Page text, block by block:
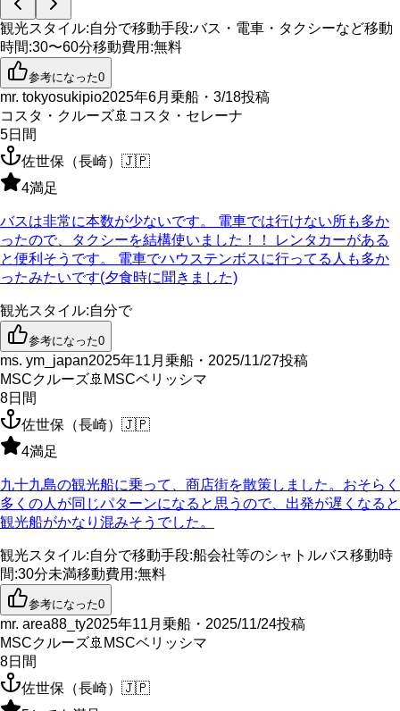
観光スタイル:自分で移動手段:バス・電車・タクシーなど移動
時間:30〜60分移動費用 :無料
参考になった0
mr. tokyosukipio2025年6月乗船・3/18投稿
コスタ・クルーズ🚢 コスタ・セレーナ
5日間
佐世保（長崎） 🇯🇵
4満足
バスは非常に本数が少ないです。 電車では行けない所も多か
ったので、タクシーを結構使いました！！ レンタカーがある
と便利そうです。 電車でハウステンボスに行ってる人も多か
ったみたいです(夕食時に聞きました)
観光スタイル:自分で
参考になった0
ms. ym_japan2025年11月乗船・2025/11/27投稿
MSCクルーズ🚢 MSCベリッシマ
8日間
佐世保（長崎） 🇯🇵
4満足
九十九島の観光船に乗って、商店街を散策しました。おそらく
多くの人が同じパターンになると思うので、出発が遅くなると
観光船がかなり混みそうでした。
観光スタイル:自分で移動手段:船会社等のシャトルバス移動時
間:30分未満移動費用 :無料
参考になった0
mr. area88_ty2025年11月乗船・2025/11/24投稿
MSCクルーズ🚢 MSCベリッシマ
8日間
佐世保（長崎） 🇯🇵